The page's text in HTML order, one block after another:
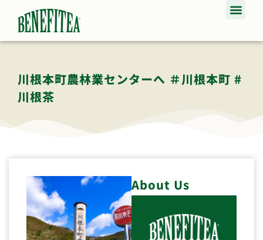
川根本町農林業センターへ ＃川根本町 #
川根茶
About Us